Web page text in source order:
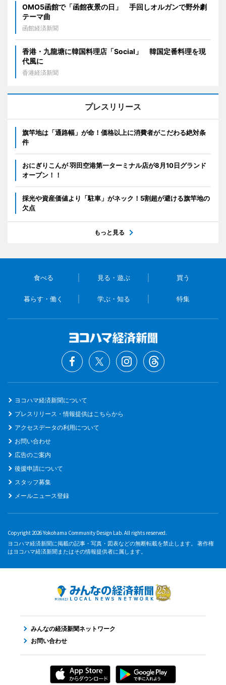
OMO5函館で「函館夜景の日」 手回しオルガンで野外劇
テーマ曲
函館経済新聞
香港・九龍塘に韓国料理店「Social」 韓国定番料理を現
代風に
香港経済新聞
プレスリリース
旗竿地は「通路幅」が命！価格以上に消費者がこだわる絶対条
件
おにぎりこんが 羽田空港第一ターミナル店が8月10日グランド
オープン！！
採光や資産価値より「駐車」がネック！5割超が避ける旗竿地の
欠点
もっと見る
食べる 見る・遊ぶ 買う
暮らす・働く 学ぶ・知る 特集
ヨコハマ経済新聞について
プレスリリース・情報提供はこちらから
アクセスデータの利用について
お問い合わせ
広告のご案内
後援申請について
スタッフ募集
メールニュース登録
Copyright 2026 Yokohama Community Design Lab. All rights reserved.
ヨコハマ経済新聞に掲載の記事・写真・図表などの無断転載を禁止します。 著作権
はヨコハマ経済新聞またはその情報提供者に属します。
みんなの経済新聞ネットワーク
お問い合わせ